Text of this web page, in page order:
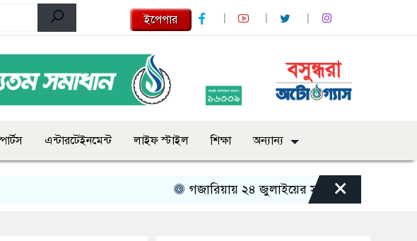
ইপেপার
এন্টারটেইনমেন্ট লাইফ স্টাইল শিক্ষা অন্যান্য
গজারিয়ায় ২৪ জুলাইয়ের স্মৃতিচারণ: গুমের ভয়াবহ
×